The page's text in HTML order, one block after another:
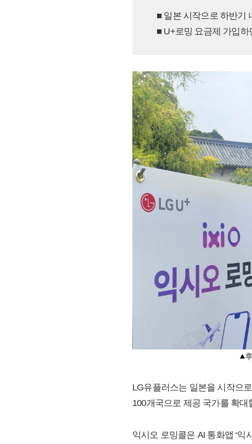
■ 일본 시작으로 하반기
■ U+로밍 요금제 가입
LG유플러스는 일본을 시작으
100개국으로 제공 국가를 확
익시오 로밍콜은 AI 통화앱 ‘익